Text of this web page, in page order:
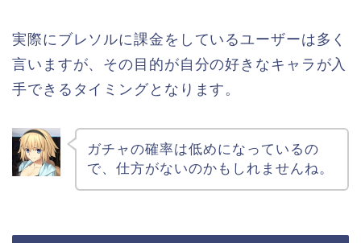
実際にブレソルに課金をしているユーザーは多く
言いますが、その目的が自分の好きなキャラが入
手できるタイミングとなります。
ガチャの確率は低めになっているの
で、仕方がないのかもしれませんね。